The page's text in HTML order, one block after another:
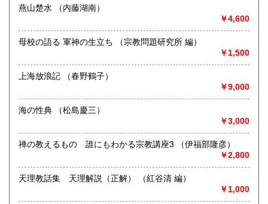
熊本県
宮崎県 970円 鹿児島県 970円
沿線名：-
営業時間：-
定休日：不定休
書籍の買取について
古い本を買取いたします。和本から明治・大正・昭和初期の
近代文学(小説・詩集・歌集・句集)、SF・ミステリなどの大
衆小説、美術書、宗教書、児童書、雑誌、写真や資料・地図
などの紙もの等は大歓迎。しっかりと査定させていただきま
燕山楚水 （内藤湖南）
￥4,600
母校の語る 軍神の生立ち （宗教問題研究所 編）
￥1,500
上海放浪記 （春野鶴子）
￥9,000
海の性典 （松島慶三）
￥3,000
禅の教えるもの 誰にもわかる宗教講座3 （伊福部隆彦）
￥2,800
天理教話集 天理解説（正解） （紅谷清 編）
￥1,000